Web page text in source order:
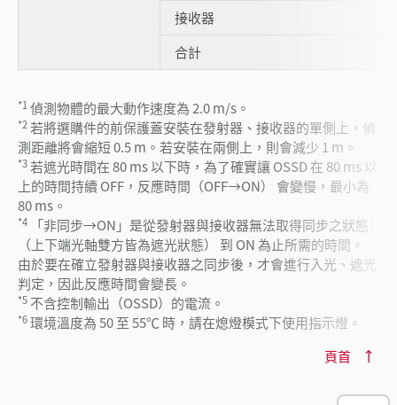
接收器
合計
*1 偵測物體的最大動作速度為 2.0 m/s。
*2若將選購件的前保護蓋安裝在發射器、接收器的單側上，偵
測距離將會縮短 0.5 m。若安裝在兩側上，則會減少 1 m。
*3若遮光時間在 80 ms 以下時，為了確實讓 OSSD 在 80 ms 以
上的時間持續 OFF，反應時間（OFF→ON） 會變慢，最小為
80 ms。
*4
「非同步→ON」是從發射器與接收器無法取得同步之狀態
（上下端光軸雙方皆為遮光狀態） 到 ON 為止所需的時間。
由於要在確立發射器與接收器之同步後，才會進行入光、遮光
判定，因此反應時間會變長。
*5 不含控制輸出（OSSD）的電流。
*6環境溫度為 50 至 55℃ 時，請在熄燈模式下使用指示燈。
頁首